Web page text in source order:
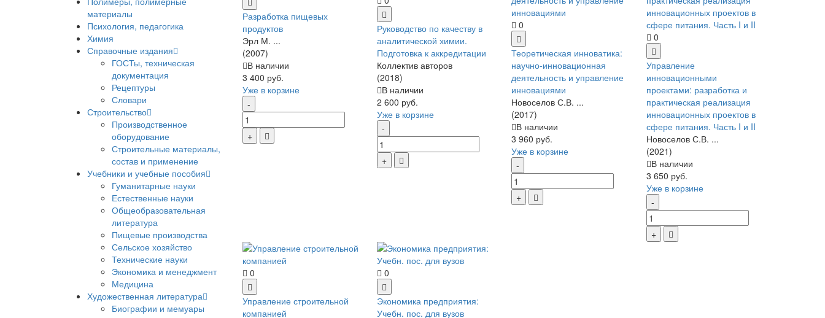
материалы
Психология, педагогика
Химия
Справочные издания
ГОСТы, техническая
документация
Рецептуры
Словари
Строительство
Производственное
оборудование
Строительные материалы,
состав и применение
Учебники и учебные пособия
Гуманитарные науки
Естественные науки
Общеобразовательная
литература
Пищевые производства
Сельское хозяйство
Технические науки
Экономика и менеджмент
Медицина
Художественная литература
Биографии и мемуары
Разработка пищевых
продуктов
Эрл М. ...
(2007)
В наличии
3 400 руб.
Уже в корзине
Руководство по качеству в
аналитической химии.
Подготовка к аккредитации
Коллектив авторов
(2018)
В наличии
2 600 руб.
Уже в корзине
0
Теоретическая инноватика:
научно-инновационная
деятельность и управление
инновациями
Новоселов С.В. ...
(2017)
В наличии
3 960 руб.
Уже в корзине
0
Управление
инновационными
проектами: разработка и
практическая реализация
инновационных проектов в
сфере питания. Часть I и II
Новоселов С.В. ...
(2021)
В наличии
3 650 руб.
Уже в корзине
0
Управление строительной
компанией
0
Экономика предприятия:
Учебн. пос. для вузов